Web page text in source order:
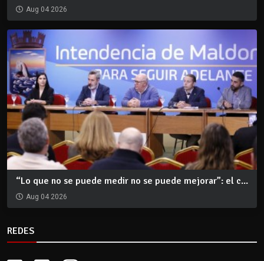
Aug 04 2026
“Lo que no se puede medir no se puede mejorar”: el c...
Aug 04 2026
REDES